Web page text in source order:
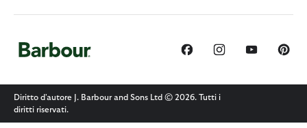
Diritto d'autore J. Barbour and Sons Ltd © 2026. Tutti i
diritti riservati.